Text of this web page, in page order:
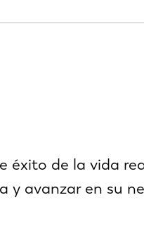
éxito de la vida
y avanzar en su